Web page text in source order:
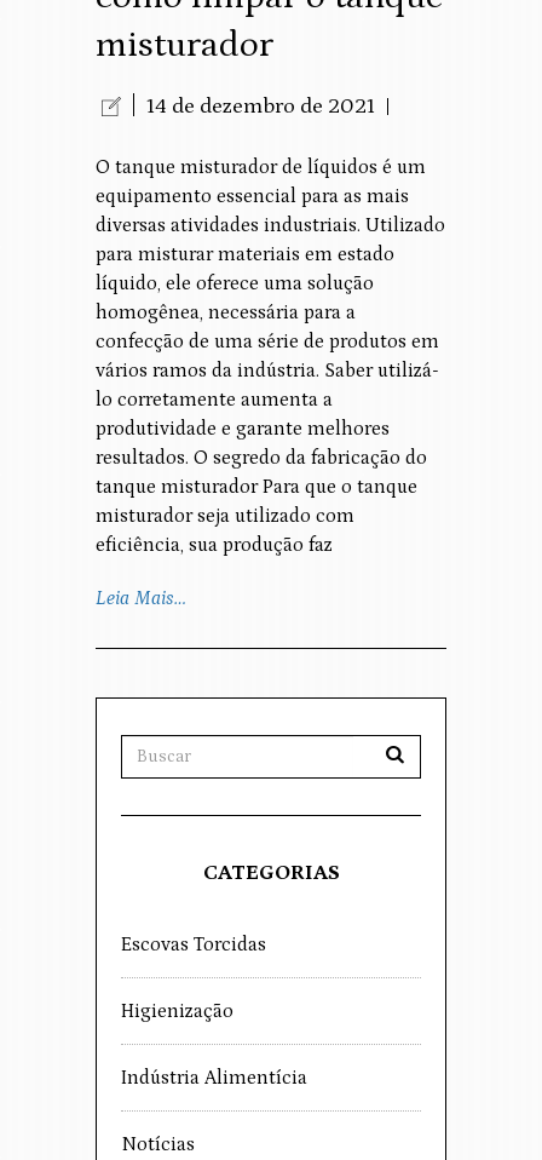
misturador
14 de dezembro de 2021
O tanque misturador de líquidos é um
equipamento essencial para as mais
diversas atividades industriais. Utilizado
para misturar materiais em estado
líquido, ele oferece uma solução
homogênea, necessária para a
confecção de uma série de produtos em
vários ramos da indústria. Saber utilizá-
lo corretamente aumenta a
produtividade e garante melhores
resultados. O segredo da fabricação do
tanque misturador Para que o tanque
misturador seja utilizado com
eficiência, sua produção faz
Leia Mais…
CATEGORIAS
Escovas Torcidas
Higienização
Indústria Alimentícia
Notícias